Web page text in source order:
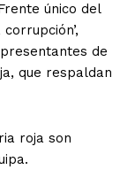
único del
de
que respaldan
roja son